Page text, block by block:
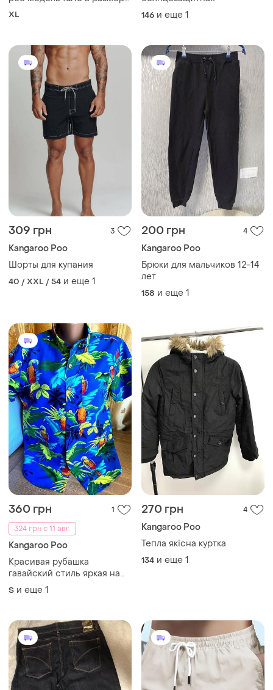
38w 32l.
XL 146 и еще 1
309 грн 3
Kangaroo Poo
Шорты для купания
40 / XXL / 54 и еще 1
200 грн 4
Kangaroo Poo
Брюки для мальчиков 12-14
лет
158 и еще 1
360 грн
1
324 грн с 11 авг.
Kangaroo Poo
Красивая рубашка
гавайский стиль яркая на
деревянных пуговицах s-
m/kangaroo poo/
S и еще 1
270 грн 4
Kangaroo Poo
Тепла якісна куртка
134 и еще 1